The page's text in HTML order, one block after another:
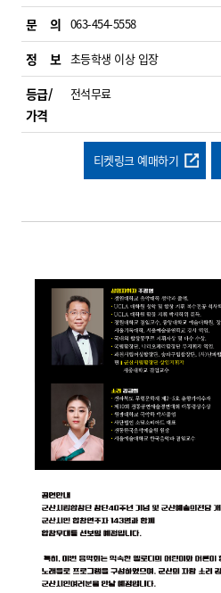
문 의 063-454-5558
정 보 초등학생 이상 입장
등급/
가격
전석무료
티켓링크 예매하기